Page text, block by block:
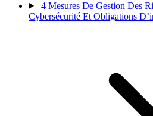
4 Mesures De Gestion Des
Cybersécurité Et Obligations